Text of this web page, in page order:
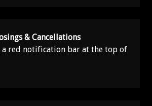
& Cancellations
red notification bar at the top of